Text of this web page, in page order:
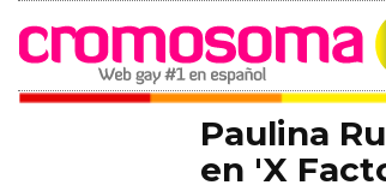
Paulina
en 'X